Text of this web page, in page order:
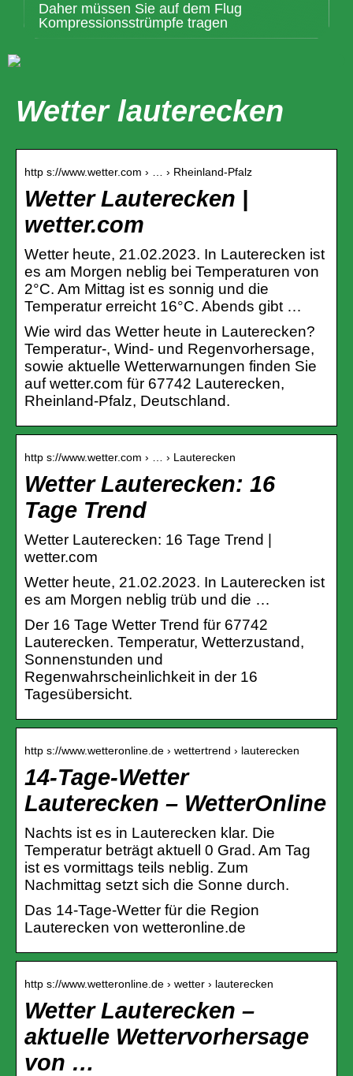
Daher müssen Sie auf dem Flug
Kompressionsstrümpfe tragen
Wetter lauterecken
http s://www.wetter.com › … › Rheinland-Pfalz
Wetter Lauterecken |
wetter.com
Wetter heute, 21.02.2023. In Lauterecken ist
es am Morgen neblig bei Temperaturen von
2°C. Am Mittag ist es sonnig und die
Temperatur erreicht 16°C. Abends gibt …
Wie wird das Wetter heute in Lauterecken?
Temperatur-, Wind- und Regenvorhersage,
sowie aktuelle Wetterwarnungen finden Sie
auf wetter.com für 67742 Lauterecken,
Rheinland-Pfalz, Deutschland.
http s://www.wetter.com › … › Lauterecken
Wetter Lauterecken: 16
Tage Trend
Wetter Lauterecken: 16 Tage Trend |
wetter.com
Wetter heute, 21.02.2023. In Lauterecken ist
es am Morgen neblig trüb und die …
Der 16 Tage Wetter Trend für 67742
Lauterecken. Temperatur, Wetterzustand,
Sonnenstunden und
Regenwahrscheinlichkeit in der 16
Tagesübersicht.
http s://www.wetteronline.de › wettertrend › lauterecken
14-Tage-Wetter
Lauterecken – WetterOnline
Nachts ist es in Lauterecken klar. Die
Temperatur beträgt aktuell 0 Grad. Am Tag
ist es vormittags teils neblig. Zum
Nachmittag setzt sich die Sonne durch.
Das 14-Tage-Wetter für die Region
Lauterecken von wetteronline.de
http s://www.wetteronline.de › wetter › lauterecken
Wetter Lauterecken –
aktuelle Wettervorhersage
von …